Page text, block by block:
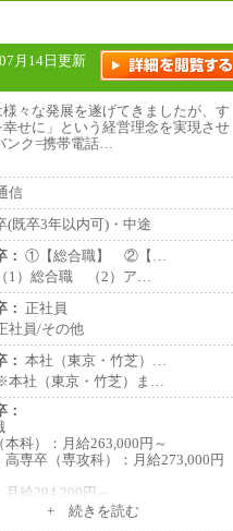
07月14日更新
々な発展を遂げてきましたが、す
せに」という経営理念を実現させ
ンク=携帯電話…
信
(既卒3年以内可)・中途
： ①【総合職】 ②【…
（1）総合職 （2）ア…
： 正社員
社員/その他
： 本社（東京・竹芝）…
本社（東京・竹芝）ま…
：
本科）：月給263,000円～
専卒（専攻科）：月給273,000円
給294,200円～
月給304,800円～
+ 続きを読む